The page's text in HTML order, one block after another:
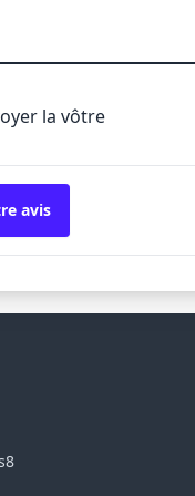
la vôtre
avis